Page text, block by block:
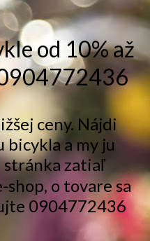
od 10% až
ceny. Nájdi
bicykla a my ju
zatiaľ
shop, o tovare sa
0904772436